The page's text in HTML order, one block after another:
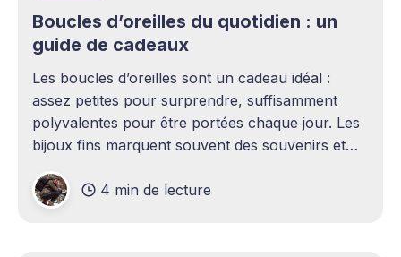
Boucles d’oreilles du quotidien : un
guide de cadeaux
Les boucles d’oreilles sont un cadeau idéal :
assez petites pour surprendre, suffisamment
polyvalentes pour être portées chaque jour. Les
bijoux fins marquent souvent des souvenirs et
boucles d’oreilles du quotidien, des clous
classiques aux créoles contemporaines, comme
4 min de lecture